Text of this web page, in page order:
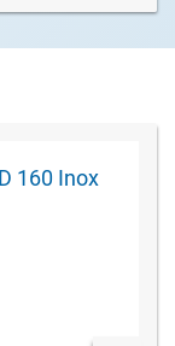
160 Inox